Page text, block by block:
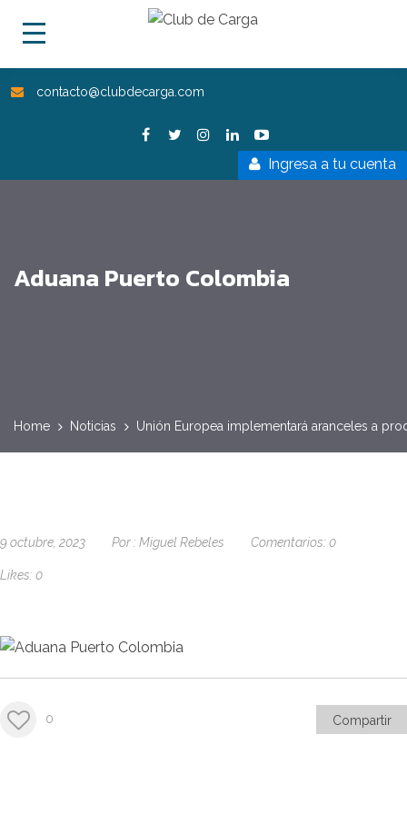
contacto@clubdecarga.com
Ingresa a tu cuenta
Aduana Puerto Colombia
Home Noticias Unión Europea implementará aranceles a
9 octubre, 2023 Por : Miguel Rebeles Comentarios: 0
Likes: 0
0 Compartir